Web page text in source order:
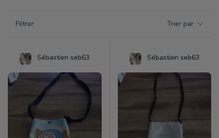
Filtrer Trier par
Sébastien seb63 Sébastien seb63